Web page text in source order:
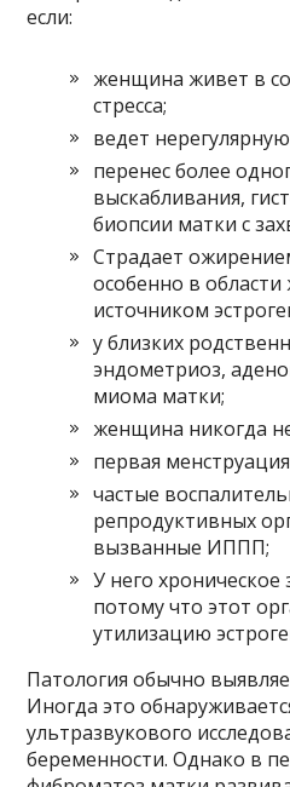
если:
женщина живет в
стресса;
ведет
перенес более
выскабливания,
биопсии матки с
Страдает
особенно в области
источником
у близких
эндометриоз,
миома матки;
женщина никогда
первая
частые
репродуктивных
вызванные ИППП;
У него
потому что этот
утилизацию
Патология обычно
Иногда это
ультразвукового
беременности. Однако в